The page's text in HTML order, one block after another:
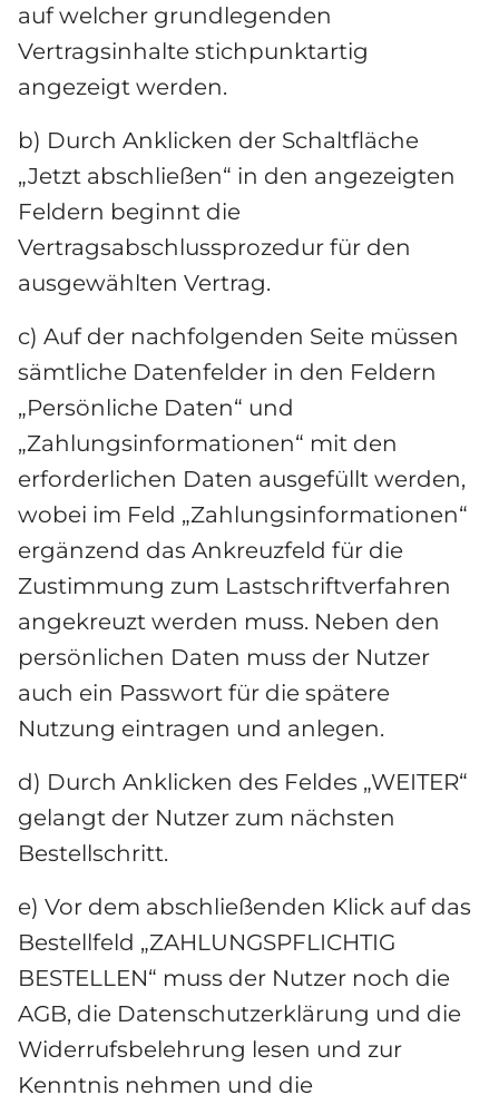
auf welcher grundlegenden
Vertragsinhalte stichpunktartig
angezeigt werden.
b) Durch Anklicken der Schaltfläche
„Jetzt abschließen“ in den angezeigten
Feldern beginnt die
Vertragsabschlussprozedur für den
ausgewählten Vertrag.
c) Auf der nachfolgenden Seite müssen
sämtliche Datenfelder in den Feldern
„Persönliche Daten“ und
„Zahlungsinformationen“ mit den
erforderlichen Daten ausgefüllt werden,
wobei im Feld „Zahlungsinformationen“
ergänzend das Ankreuzfeld für die
Zustimmung zum Lastschriftverfahren
angekreuzt werden muss. Neben den
persönlichen Daten muss der Nutzer
auch ein Passwort für die spätere
Nutzung eintragen und anlegen.
d) Durch Anklicken des Feldes „WEITER“
gelangt der Nutzer zum nächsten
Bestellschritt.
e) Vor dem abschließenden Klick auf das
Bestellfeld „ZAHLUNGSPFLICHTIG
BESTELLEN“ muss der Nutzer noch die
AGB, die Datenschutzerklärung und die
Widerrufsbelehrung lesen und zur
Kenntnis nehmen und die